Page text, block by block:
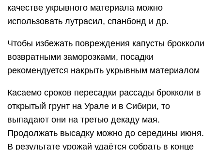
качестве укрывного материала можно
использовать лутрасил, спанбонд и др.
Чтобы избежать повреждения капусты брокколи
возвратными заморозками, посадки
рекомендуется накрыть укрывным материалом
Касаемо сроков пересадки рассады брокколи в
открытый грунт на Урале и в Сибири, то
выпадают они на третью декаду мая.
Продолжать высадку можно до середины июня.
В результате урожай удаётся собрать в конце